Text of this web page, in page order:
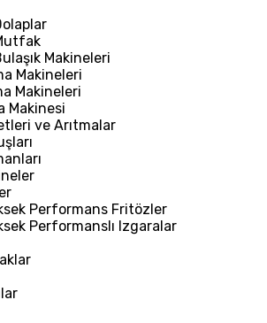
Makineleri
Makineleri
Makineleri
Makinesi
ve Arıtmalar
Performans Fritözler
Performanslı Izgaralar